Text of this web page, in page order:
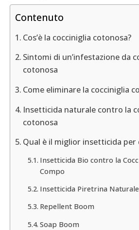
Contenuto
Cos’è la cocciniglia cotonosa?
Sintomi di un’infestazione da
cotonosa
Come eliminare la cocciniglia
Insetticida naturale contro la
cotonosa
Qual è il miglior insetticida per
Insetticida Bio contro la
Compo
Insetticida Piretrina
Repellent Boom
Soap Boom